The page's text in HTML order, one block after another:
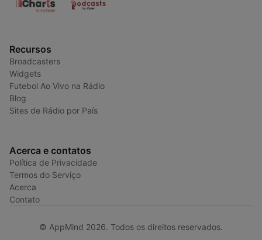
Recursos
Broadcasters
Widgets
Futebol Ao Vivo na Rádio
Blog
Sites de Rádio por País
Acerca e contatos
Política de Privacidade
Termos do Serviço
Acerca
Contato
© AppMind 2026. Todos os direitos reservados.